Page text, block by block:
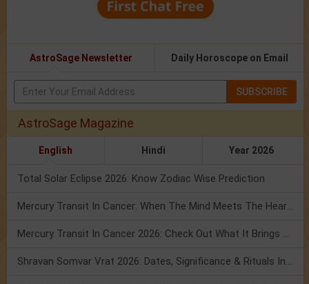
AstroSage Newsletter Daily Horoscope on Email
SUBSCRIBE
AstroSage Magazine
English Hindi Year 2026
Total Solar Eclipse 2026: Know Zodiac Wise Prediction
Mercury Transit In Cancer: When The Mind Meets The Heart!
Mercury Transit In Cancer 2026: Check Out What It Brings For You
Shravan Somvar Vrat 2026: Dates, Significance & Rituals In August